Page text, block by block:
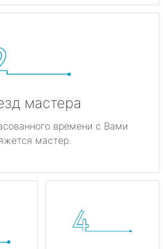
мастера
времени с Вами
мастер.